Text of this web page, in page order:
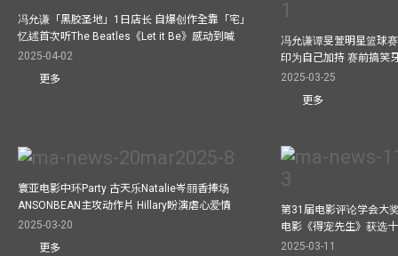
冯允谦「黑胶圣地」1日店长 自爆创作全靠「宅」
忆述首次听The Beatles《Let it Be》感动到喊
2025-04-02
更多
冯允谦谭旻萱明星篮球
印为自己加持 赛前搞笑
2025-03-25
更多
寰亚电影中环Party 古天乐Natalie岑丽香捧场
ANSONBEAN主攻动作片 Hillary盼演虐心爱情
2025-03-20
更多
第31届电影评论学会大
电影《得宠先生》获选
2025-03-11